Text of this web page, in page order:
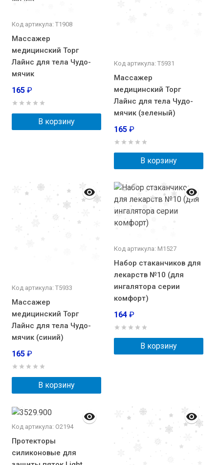
Код артикула: Т1908
Массажер
медицинский Торг
Лайнс для тела Чудо-
мячик
165 ₽
В корзину
Код артикула: Т5931
Массажер
медицинский Торг
Лайнс для тела Чудо-
мячик (зеленый)
165 ₽
В корзину
Код артикула: Т5933
Массажер
медицинский Торг
Лайнс для тела Чудо-
мячик (синий)
165 ₽
В корзину
Код артикула: М1527
Набор стаканчиков для
лекарств №10 (для
ингалятора серии
комфорт)
164 ₽
В корзину
Код артикула: О2194
Протекторы
силиконовые для